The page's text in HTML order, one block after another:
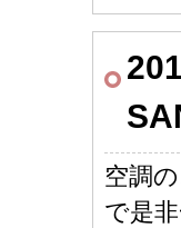
空調
で是